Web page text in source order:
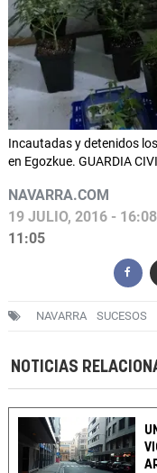
Incautadas y detenidos
en Egozkue. GUARDIA
NAVARRA.COM
19 JULIO, 2016 - 16:08
11:05
NAVARRA SUCESOS
NOTICIAS